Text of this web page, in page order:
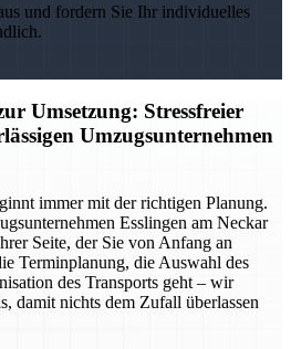
und fordern Sie Ihr individuelles
Umsetzung: Stressfreier
Umzugsunternehmen
immer mit der richtigen Planung.
Esslingen am Neckar
Seite, der Sie von Anfang an
Terminplanung, die Auswahl des
des Transports geht – wir
damit nichts dem Zufall überlassen